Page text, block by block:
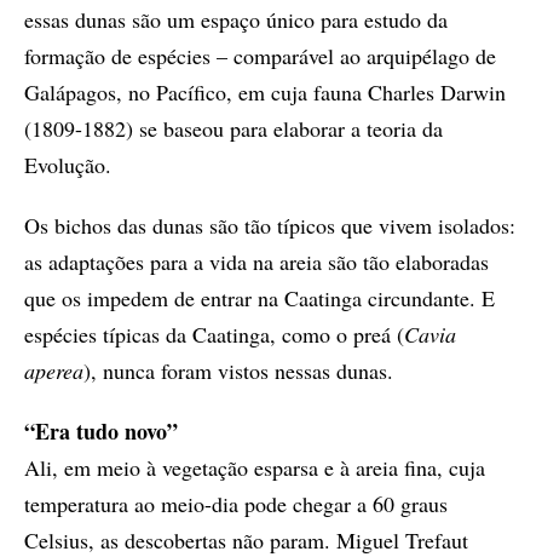
essas dunas são um espaço único para estudo da
formação de espécies – comparável ao arquipélago de
Galápagos, no Pacífico, em cuja fauna Charles Darwin
(1809-1882) se baseou para elaborar a teoria da
Evolução.
Os bichos das dunas são tão típicos que vivem isolados:
as adaptações para a vida na areia são tão elaboradas
que os impedem de entrar na Caatinga circundante. E
espécies típicas da Caatinga, como o preá (Cavia
aperea), nunca foram vistos nessas dunas.
“Era tudo novo”
Ali, em meio à vegetação esparsa e à areia fina, cuja
temperatura ao meio-dia pode chegar a 60 graus
Celsius, as descobertas não param. Miguel Trefaut